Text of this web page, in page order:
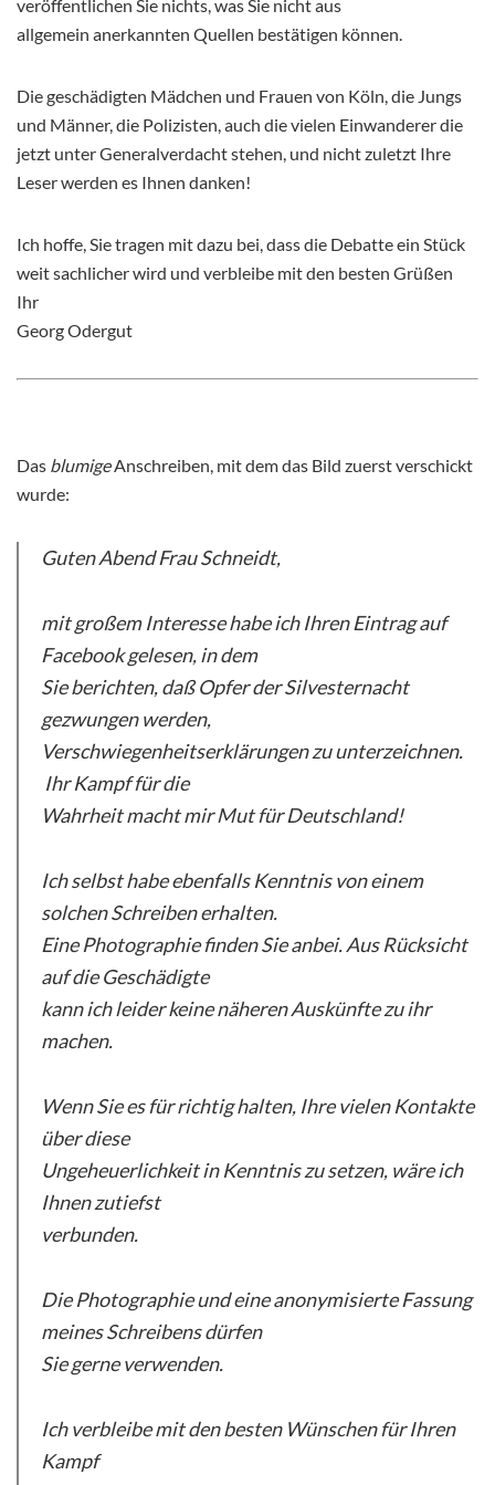
veröffentlichen Sie nichts, was Sie nicht aus
allgemein anerkannten Quellen bestätigen können.
Die geschädigten Mädchen und Frauen von Köln, die Jungs
und Männer, die Polizisten, auch die vielen Einwanderer die
jetzt unter Generalverdacht stehen, und nicht zuletzt Ihre
Leser werden es Ihnen danken!
Ich hoffe, Sie tragen mit dazu bei, dass die Debatte ein Stück
weit sachlicher wird und verbleibe mit den besten Grüßen
Ihr
Georg Odergut
Das blumigeAnschreiben, mit dem das Bild zuerst verschickt
wurde:
Guten Abend Frau Schneidt,
mit großem Interesse habe ich Ihren Eintrag auf
Facebook gelesen, in dem
Sie berichten, daß Opfer der Silvesternacht
gezwungen werden,
Verschwiegenheitserklärungen zu unterzeichnen.
Ihr Kampf für die
Wahrheit macht mir Mut für Deutschland!
Ich selbst habe ebenfalls Kenntnis von einem
solchen Schreiben erhalten.
Eine Photographie finden Sie anbei. Aus Rücksicht
auf die Geschädigte
kann ich leider keine näheren Auskünfte zu ihr
machen.
Wenn Sie es für richtig halten, Ihre vielen Kontakte
über diese
Ungeheuerlichkeit in Kenntnis zu setzen, wäre ich
Ihnen zutiefst
verbunden.
Die Photographie und eine anonymisierte Fassung
meines Schreibens dürfen
Sie gerne verwenden.
Ich verbleibe mit den besten Wünschen für Ihren
Kampf